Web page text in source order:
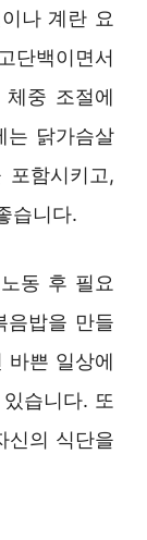
나 계란 요
단백이면서
중 조절에
는 닭가슴살
함시키고,
습니다.
동 후 필요
음밥을 만들
바쁜 일상에
습니다. 또
신의 식단을